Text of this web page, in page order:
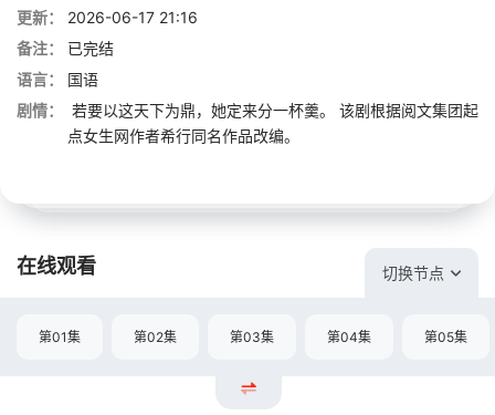
更新：
2026-06-17 21:16
备注：
已完结
语言：
国语
剧情：
若要以这天下为鼎，她定来分一杯羹。 该剧根据阅文集团起
点女生网作者希行同名作品改编。
在线观看 切换节点
第01集 第02集 第03集 第04集 第05集